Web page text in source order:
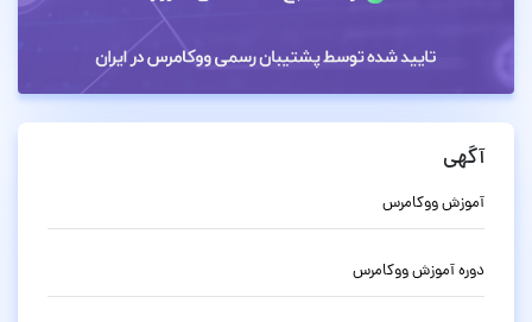
آگهی
آموزش ووکامرس
دوره آموزش ووکامرس